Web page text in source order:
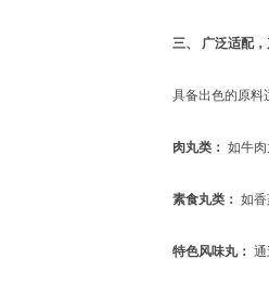
三、 广泛适配
具备出色的原料
肉丸类： 如牛
素食丸类： 如
特色风味丸：